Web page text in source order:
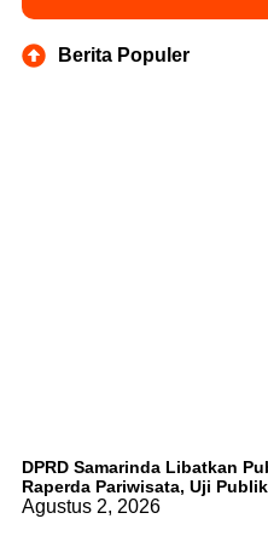
Berita Populer
DPRD Samarinda Libatkan
Raperda Pariwisata, Uji
Agustus 2, 2026